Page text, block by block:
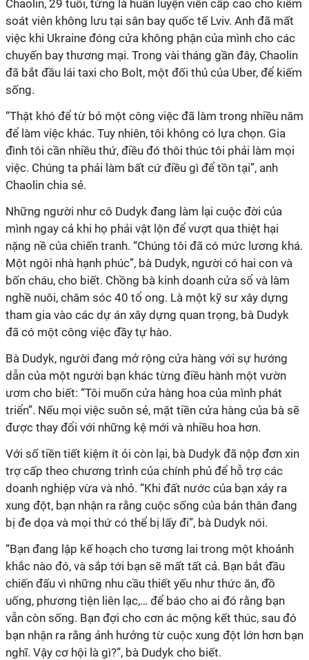
Chaolin, 29 tuổi, từng là huấn luyện viên cấp cao cho kiểm
soát viên không lưu tại sân bay quốc tế Lviv. Anh đã mất
việc khi Ukraine đóng cửa không phận của mình cho các
chuyến bay thương mại. Trong vài tháng gần đây, Chaolin
đã bắt đầu lái taxi cho Bolt, một đối thủ của Uber, để kiếm
sống.
“Thật khó để từ bỏ một công việc đã làm trong nhiều năm
để làm việc khác. Tuy nhiên, tôi không có lựa chọn. Gia
đình tôi cần nhiều thứ, điều đó thôi thúc tôi phải làm mọi
việc. Chúng ta phải làm bất cứ điều gì để tồn tại”, anh
Chaolin chia sẻ.
Những người như cô Dudyk đang làm lại cuộc đời của
mình ngay cả khi họ phải vật lộn để vượt qua thiệt hại
nặng nề của chiến tranh. “Chúng tôi đã có mức lương khá.
Một ngôi nhà hạnh phúc”, bà Dudyk, người có hai con và
bốn cháu, cho biết. Chồng bà kinh doanh cửa sổ và làm
nghề nuôi, chăm sóc 40 tổ ong. Là một kỹ sư xây dựng
tham gia vào các dự án xây dựng quan trọng, bà Dudyk
đã có một công việc đầy tự hào.
Bà Dudyk, người đang mở rộng cửa hàng với sự hướng
dẫn của một người bạn khác từng điều hành một vườn
ươm cho biết: “Tôi muốn cửa hàng hoa của mình phát
triển”. Nếu mọi việc suôn sẻ, mặt tiền cửa hàng của bà sẽ
được thay đổi với những kệ mới và nhiều hoa hơn.
Với số tiền tiết kiệm ít ỏi còn lại, bà Dudyk đã nộp đơn xin
trợ cấp theo chương trình của chính phủ để hỗ trợ các
doanh nghiệp vừa và nhỏ. “Khi đất nước của bạn xảy ra
xung đột, bạn nhận ra rằng cuộc sống của bản thân đang
bị đe dọa và mọi thứ có thể bị lấy đi”, bà Dudyk nói.
“Bạn đang lập kế hoạch cho tương lai trong một khoảnh
khắc nào đó, và sắp tới bạn sẽ mất tất cả. Bạn bắt đầu
chiến đấu vì những nhu cầu thiết yếu như thức ăn, đồ
uống, phương tiện liên lạc,… để báo cho ai đó rằng bạn
vẫn còn sống. Bạn đợi cho cơn ác mộng kết thúc, sau đó
bạn nhận ra rằng ảnh hưởng từ cuộc xung đột lớn hơn bạn
nghĩ. Vậy cơ hội là gì?”, bà Dudyk cho biết.